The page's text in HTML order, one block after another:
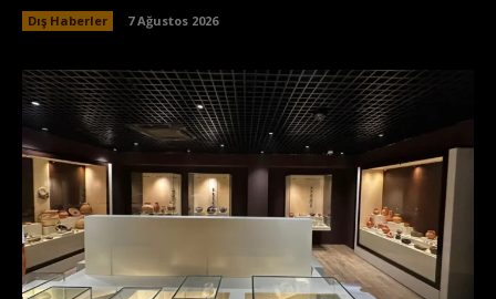
Dış Haberler 7 Ağustos 2026